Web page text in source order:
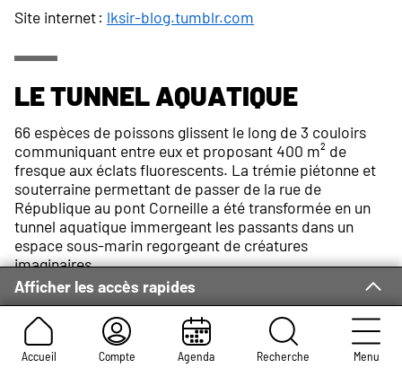
Accueil Compte Agenda Recherche Menu
Afficher les accès rapides
Site internet : lksir-blog.tumblr.com
Le tunnel aquatique
66 espèces de poissons glissent le long de 3 couloirs
communiquant entre eux et proposant 400 m² de
fresque aux éclats fluorescents. La trémie piétonne et
souterraine permettant de passer de la rue de
République au pont Corneille a été transformée en un
tunnel aquatique immergeant les passants dans un
espace sous-marin regorgeant de créatures
imaginaires.
Ce travail, commandé par la Métropole Normandie
Rouen, est le fruit d’un atelier mené par l’artiste LKSIR
au Centre de loisirs municipal François Salomon,
impliquant une quinzaine d’enfants âgés de 9 à 12 ans.
Par le biais de jeux dessinés, chacun a pu créer diverses